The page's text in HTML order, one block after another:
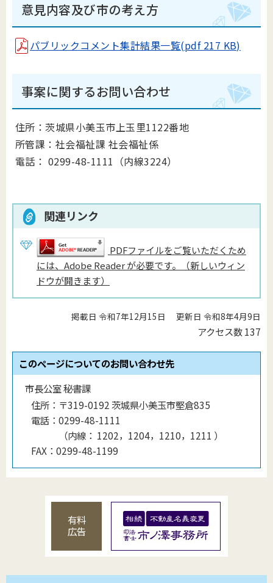
意見内容及び市の考え方
パブリックコメント集計結果一覧(pdf 217 KB)
事案に関するお問い合わせ
住所：茨城県小美玉市上玉里1122番地
所管課： 社会福祉課 社会福祉係
電話： 0299-48-1111（内線3224）
関連リンク
PDFファイルをご覧いただくため
には、Adobe Reader が必要です。（新しいウィン
ドウが開きます）
掲載日 令和7年12月15日 更新日 令和8年4月9日
アクセス数137
このページについてのお問い合わせ先
市長公室 秘書課
住所： 〒319-0192 茨城県小美玉市堅倉835
電話： 0299-48-1111
（内線 ： 1202，1204，1210，1211 ）
FAX： 0299-48-1199
有料
広告